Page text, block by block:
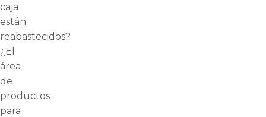
caja
están
reabastecidos?
¿El
área
de
productos
para